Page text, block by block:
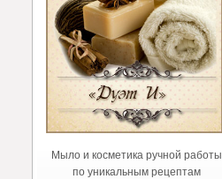
Мыло и косметика ручной работы
по уникальным рецептам